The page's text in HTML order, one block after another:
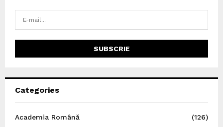
Categories
Academia Română
(126)